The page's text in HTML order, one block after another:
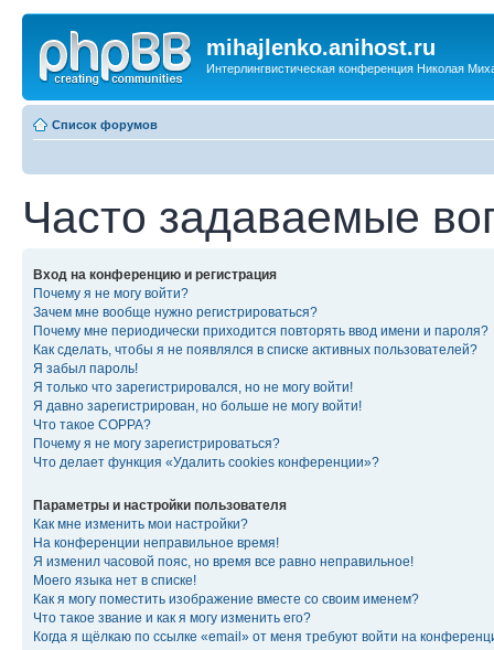
mihajlenko.anihost.ru
Интерлингвистическая конференция Николая
Список форумов
Часто задаваемые
Вход на конференцию и регистрация
Почему я не могу войти?
Зачем мне вообще нужно регистрироваться?
Почему мне периодически приходится повторять ввод имени и пароля?
Как сделать, чтобы я не появлялся в списке активных пользователей?
Я забыл пароль!
Я только что зарегистрировался, но не могу войти!
Я давно зарегистрирован, но больше не могу войти!
Что такое COPPA?
Почему я не могу зарегистрироваться?
Что делает функция «Удалить cookies конференции»?
Параметры и настройки пользователя
Как мне изменить мои настройки?
На конференции неправильное время!
Я изменил часовой пояс, но время все равно неправильное!
Моего языка нет в списке!
Как я могу поместить изображение вместе со своим именем?
Что такое звание и как я могу изменить его?
Когда я щёлкаю по ссылке «email» от меня требуют войти на